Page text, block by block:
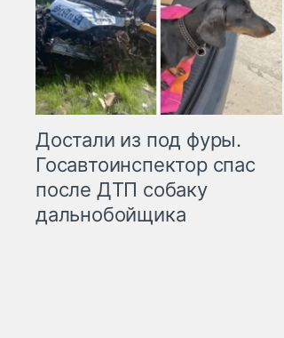
Достали из под фуры.
Госавтоинспектор спас
после ДТП собаку
дальнобойщика